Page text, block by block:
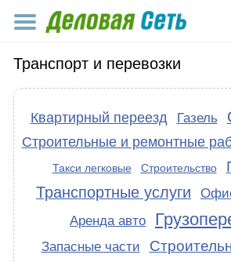
Транспорт и перевозки
Квартирный переезд Газель
Строительные и ремонтные
Такси легковые
Строительство
Транспортные услуги
Аренда авто
Запасные части